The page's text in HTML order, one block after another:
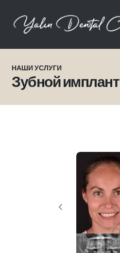
НАШИ УСЛУГИ
Зубной имплант